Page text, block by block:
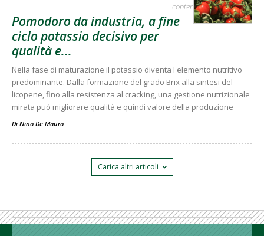
contenuto sponsorizzato
Pomodoro da industria, a fine
ciclo potassio decisivo per
qualità e...
Nella fase di maturazione il potassio diventa l'elemento nutritivo
predominante. Dalla formazione del grado Brix alla sintesi del
licopene, fino alla resistenza al cracking, una gestione nutrizionale
mirata può migliorare qualità e quindi valore della produzione
Di Nino De Mauro
Carica altri articoli